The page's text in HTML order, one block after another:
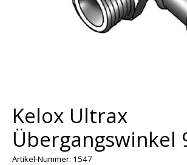
Kelox Ultrax
Übergangswinkel
Artikel-Nummer: 1547